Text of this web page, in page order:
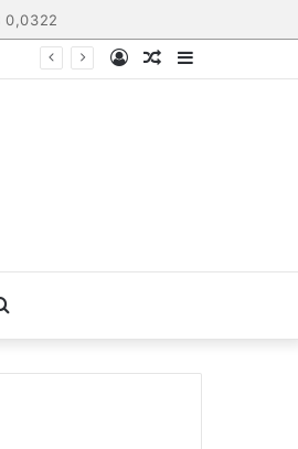
0,0322
Barra
Artigo
Entrar
Procurar
por